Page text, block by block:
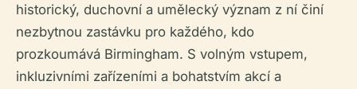
historický, duchovní a umělecký význam z ní činí
nezbytnou zastávku pro každého, kdo
prozkoumává Birmingham. S volným vstupem,
inkluzivními zařízeními a bohatstvím akcí a